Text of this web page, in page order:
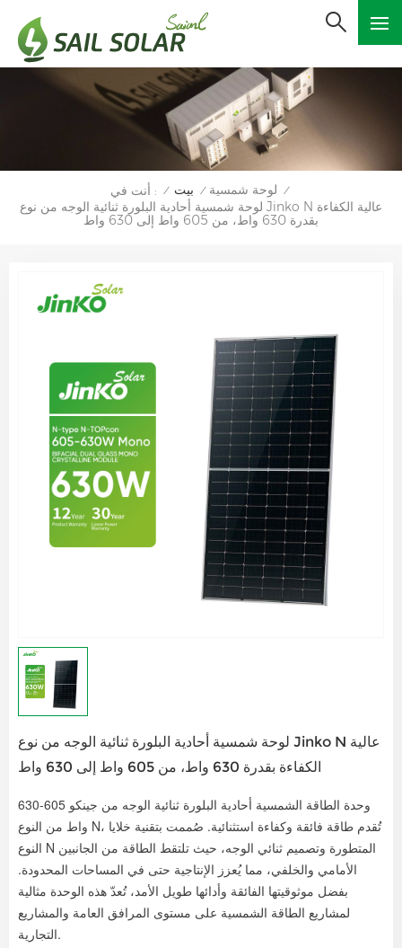
أنت في : / بيت / لوحة شمسية /
لوحة شمسية أحادية البلورة ثنائية الوجه من نوع Jinko N عالية الكفاءة
بقدرة 630 واط، من 605 واط إلى 630 واط
لوحة شمسية أحادية البلورة ثنائية الوجه من نوع Jinko N عالية
الكفاءة بقدرة 630 واط، من 605 واط إلى 630 واط
وحدة الطاقة الشمسية أحادية البلورة ثنائية الوجه من جينكو 605-630
واط من النوع N، تُقدم طاقة فائقة وكفاءة استثنائية. صُممت بتقنية خلايا
النوع N المتطورة وتصميم ثنائي الوجه، حيث تلتقط الطاقة من الجانبين
الأمامي والخلفي، مما يُعزز الإنتاجية حتى في المساحات المحدودة.
بفضل موثوقيتها الفائقة وأدائها طويل الأمد، تُعدّ هذه الوحدة مثالية
لمشاريع الطاقة الشمسية على مستوى المرافق العامة والمشاريع
التجارية.